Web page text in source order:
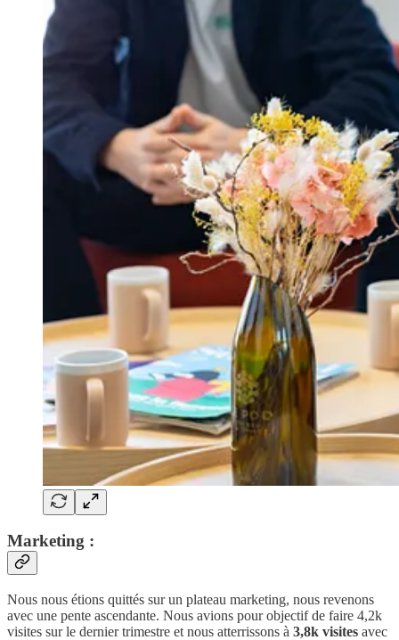
Marketing :
Nous nous étions quittés sur un plateau marketing, nous revenons
avec une pente ascendante. Nous avions pour objectif de faire 4,2k
visites sur le dernier trimestre et nous atterrissons à 3,8k visites avec